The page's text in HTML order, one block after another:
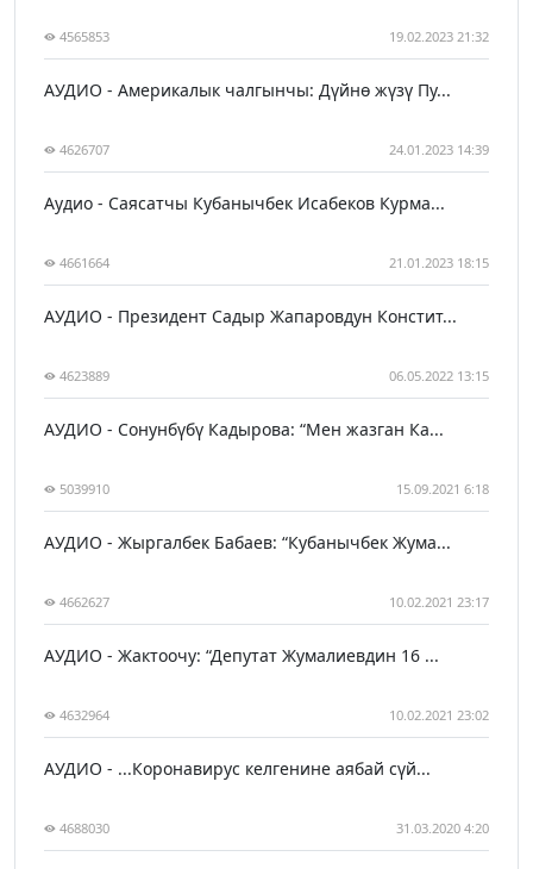
4565853 19.02.2023 21:32
АУДИО - Америкалык чалгынчы: Дүйнө жүзү Пу...
4626707 24.01.2023 14:39
Аудио - Саясатчы Кубанычбек Исабеков Курма...
4661664 21.01.2023 18:15
АУДИО - Президент Садыр Жапаровдун Констит...
4623889 06.05.2022 13:15
АУДИО - Сонунбүбү Кадырова: “Мен жазган Ка...
5039910 15.09.2021 6:18
АУДИО - Жыргалбек Бабаев: “Кубанычбек Жума...
4662627 10.02.2021 23:17
АУДИО - Жактоочу: “Депутат Жумалиевдин 16 ...
4632964 10.02.2021 23:02
АУДИО - ...Коронавирус келгенине аябай сүй...
4688030 31.03.2020 4:20